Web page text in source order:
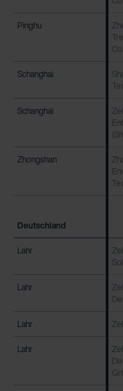
Pinghu
Schanghai
Schanghai
Zhongshan
Deutschland
Lahr
Lahr
Lahr
Lahr
Pinghu
Schanghai
Schanghai
Zhongshan
Deutschland
Lahr
Lahr
Lahr
Lahr